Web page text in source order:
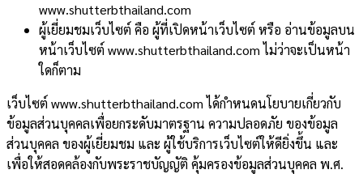
www.shutterbthailand.com
ผู้เยี่ยมชมเว็บไซต์ คือ ผู้ที่เปิดหน้าเว็บไซต์ หรือ อ่านข้อมูลบน
หน้าเว็บไซต์ www.shutterbthailand.com ไม่ว่าจะเป็นหน้า
ใดก็ตาม
เว็บไซต์ www.shutterbthailand.com ได้กำหนดนโยบายเกี่ยวกับ
ข้อมูลส่วนบุคคลเพื่อยกระดับมาตรฐาน ความปลอดภัย ของข้อมูล
ส่วนบุคคล ของผู้เยี่ยมชม และ ผู้ใช้บริการเว็บไซต์ให้ดียิ่งขึ้น และ
เพื่อให้สอดคล้องกับพระราชบัญญัติ คุ้มครองข้อมูลส่วนบุคคล พ.ศ.